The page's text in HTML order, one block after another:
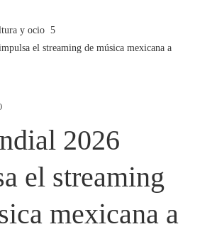
y ocio
el streaming de música mexicana a
2026
el streaming
mexicana a